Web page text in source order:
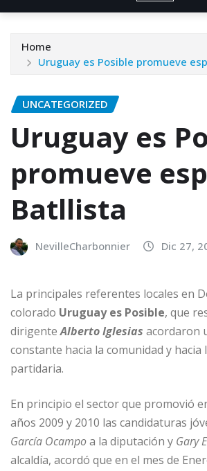
Home
Uruguay es Posible promueve
UNCATEGORIZED
Uruguay es
promueve
Batllista
NevilleCharbonnier Dic 27,
La principales referentes locales en
colorado Uruguay es Posible, que
dirigenteAlberto Iglesias acordaron
constante hacia la comunidad y hacia
partidaria.
En principio el sector que promovió
años 2009 y 2010 las candidaturas
García Ocampoa la diputación y Gary
alcaldía, acordó que en el mes de